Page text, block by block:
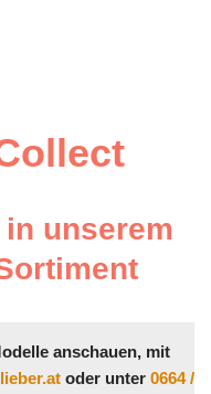
unserem
anschauen, mit
oder unter 0664 /